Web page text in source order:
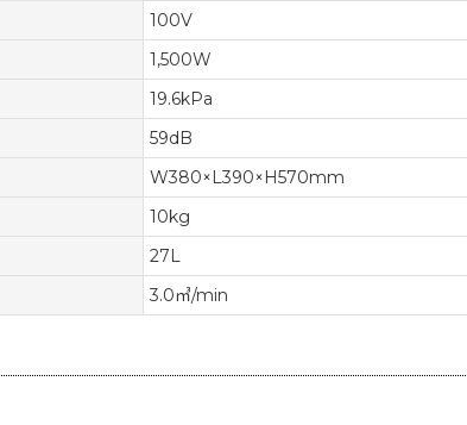
100V
1,500W
19.6kPa
59dB
W380×L390×H570mm
10kg
27L
3.0㎥/min